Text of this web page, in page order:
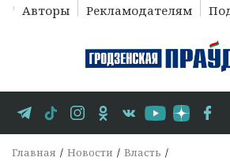
Авторы Рекламодателям
Главная Новости Власть